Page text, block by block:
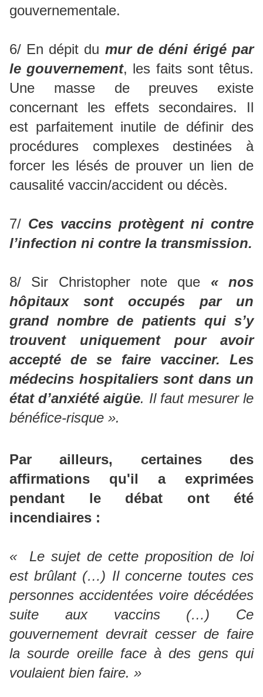
gouvernementale.
6/ En dépit du mur de déni érigé par
le gouvernement, les faits sont têtus.
Une masse de preuves existe
concernant les effets secondaires. Il
est parfaitement inutile de définir des
procédures complexes destinées à
forcer les lésés de prouver un lien de
causalité vaccin/accident ou décès.
7/ Ces vaccins protègent ni contre
l’infection ni contre la transmission.
8/ Sir Christopher note que « nos
hôpitaux sont occupés par un
grand nombre de patients qui s’y
trouvent uniquement pour avoir
accepté de se faire vacciner. Les
médecins hospitaliers sont dans un
état d’anxiété aigüe. Il faut mesurer le
bénéfice-risque ».
Par ailleurs, certaines des
affirmations qu'il a exprimées
pendant le débat ont été
incendiaires :
« Le sujet de cette proposition de loi
est brûlant (…) Il concerne toutes ces
personnes accidentées voire décédées
suite aux vaccins (…) Ce
gouvernement devrait cesser de faire
la sourde oreille face à des gens qui
voulaient bien faire. »